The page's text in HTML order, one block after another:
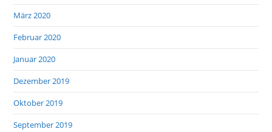
März 2020
Februar 2020
Januar 2020
Dezember 2019
Oktober 2019
September 2019